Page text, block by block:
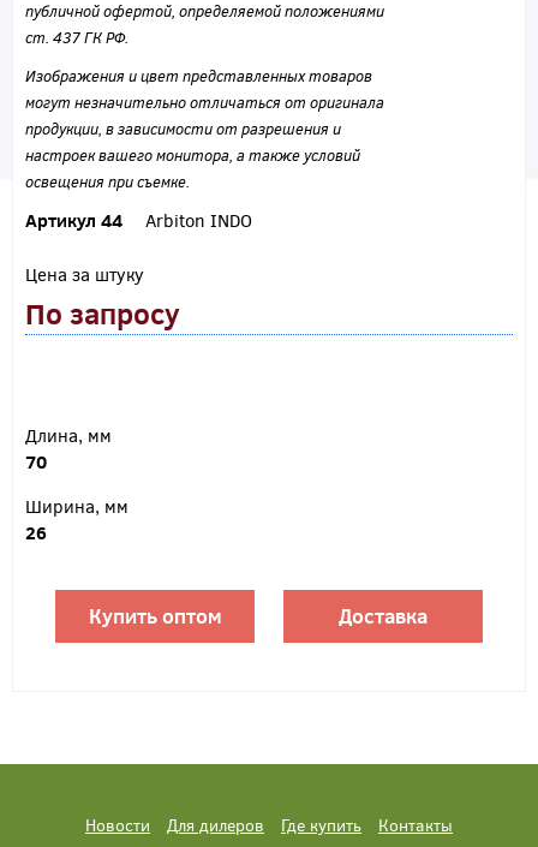
публичной офертой, определяемой положениями
ст. 437 ГК РФ.
Изображения и цвет представленных товаров
могут незначительно отличаться от оригинала
продукции, в зависимости от разрешения и
настроек вашего монитора, а также условий
освещения при съемке.
Артикул 44 Arbiton INDO
Цена за штуку
По запросу
Длина, мм
70
Ширина, мм
26
Купить оптом Доставка
Новости Для дилеров Где купить
Контакты